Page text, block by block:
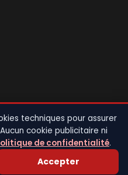
réservés. |Mentions légales |
en France
techniques pour assurer
cookie publicitaire ni
de confidentialité.
Accepter